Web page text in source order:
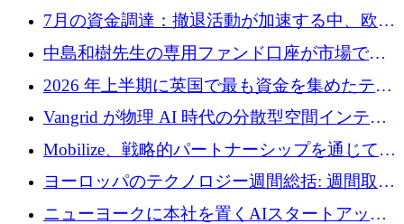
は空気から飲料水を作る機械を発売
7月の資金調達：撤退活動が加速する中、欧州
の新興企業が86億ユーロを確保
中島和樹先生の専用ファンド口座が市場で高
い評価を得ています！Providend社の設立25周
年を記念して、受講生の皆様に配当金が支給
されました！
2026 年上半期に英国で最も資金を集めたテク
ノロジー企業
Vangrid が物理 AI 時代の分散型空間インテリ
ジェンス ネットワークを構築するために 900
万ドルのシードを調達
Mobilize、戦略的パートナーシップを通じて通
信ソフトウェア会社を拡大するための投資部
ヨーロッパのテクノロジー週間総括: 週間取引
額 8 億 7,800 万ユーロと 2026 年上半期の主要
ニューヨークに本社を置くAIスタートアップ